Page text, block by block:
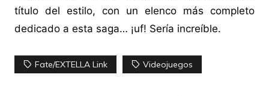
título del estilo, con un elenco más completo
dedicado a esta saga… ¡uf! Sería increíble.
Fate/EXTELLA Link Videojuegos